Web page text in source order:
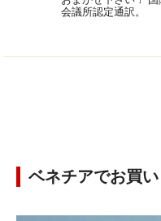
会議所認定通訳。
ベネチアでお買